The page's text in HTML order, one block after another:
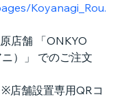
Koyanagi_Rou.
店舗 「ONKYO
）」 でのご注文
設置専用QRコ